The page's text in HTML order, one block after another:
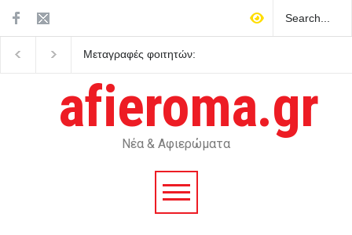
Μεταγραφές φοιτητών:
afieroma.gr
Νέα & Αφιερώματα